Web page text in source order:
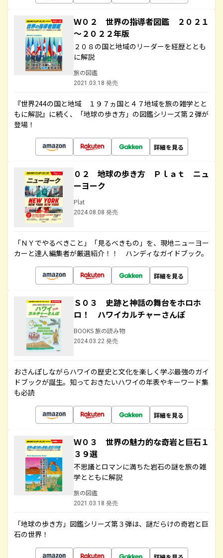
Ｗ０２ 世界の指導者図鑑 ２０２１
～２０２２年版
２０８の国と地域のリーダーを経歴ととも
に解説
旅の図鑑
2021.03.18 発売
『世界244の国と地域 １９７ヵ国と４７地域を旅の雑学とと
もに解説』に続く、「地球の歩き方」の図鑑シリーズ第２弾が
登場！
詳細を見る
０２ 地球の歩き方 Ｐｌａｔ ニュ
ーヨーク
Plat
2024.08.08 発売
「ＮＹでやるべきこと」「見るべきもの」を、現地ニューヨー
カーと達人編集者が厳選紹介！！ ハンディなガイドブック。
詳細を見る
Ｓ０３ 史跡と神話の舞台をホロホ
ロ！ ハワイカルチャーさんぽ
BOOKS 旅の読み物
2024.03.22 発売
おさんぽしながらハワイの歴史と文化を楽しく学ぶ最強のガイ
ドブックが誕生。知っておきたいハワイの年表やキーワード集
も必読
詳細を見る
Ｗ０３ 世界の魅力的な奇岩と巨石１
３９選
不思議とロマンに満ちた岩石の謎を旅の雑
学とともに解説
旅の図鑑
2021.03.18 発売
「地球の歩き方」図鑑シリーズ第３弾は、謎だらけの奇岩と巨
石の世界！